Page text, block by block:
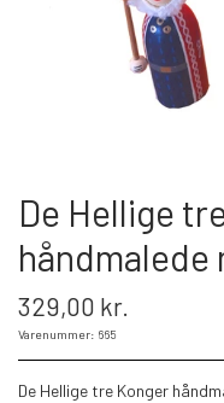
De Hellige
329,00 kr.
Varenummer: 665
De Hellige tre Konger